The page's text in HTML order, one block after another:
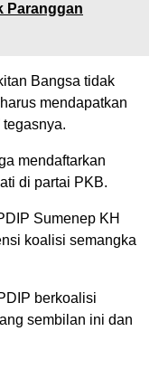
Paranggan
Bangsa tidak
mendapatkan
mendaftarkan
di partai PKB.
Sumenep KH
koalisi semangka
berkoalisi
sembilan ini dan